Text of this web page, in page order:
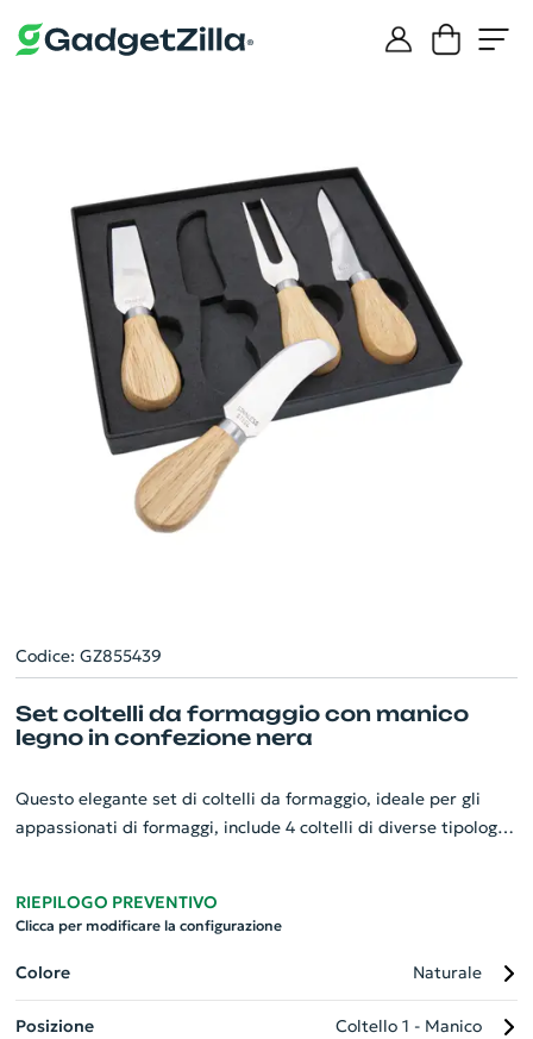
Codice: GZ855439
Set coltelli da formaggio con manico
legno in confezione nera
Questo elegante set di coltelli da formaggio, ideale per gli
appassionati di formaggi, include 4 coltelli di diverse tipologie,
una presa sicura e confortevole. Forniamo il set in una lussuosa
alla vostra cucina. Questi coltelli duraturi e versatili sono
l'accessorio indispensabile per ogni evento aziendale o uso
quotidiano.
RIEPILOGO PREVENTIVO
Clicca per modificare la configurazione
Colore Naturale
Posizione Coltello 1 - Manico